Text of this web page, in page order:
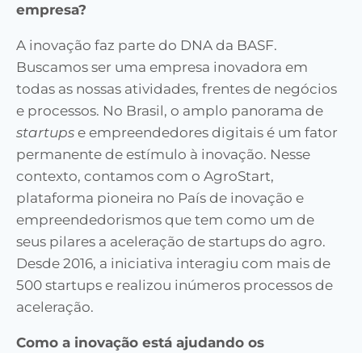
empresa?
A inovação faz parte do DNA da BASF.
Buscamos ser uma empresa inovadora em
todas as nossas atividades, frentes de negócios
e processos. No Brasil, o amplo panorama de
startups e empreendedores digitais é um fator
permanente de estímulo à inovação. Nesse
contexto, contamos com o AgroStart,
plataforma pioneira no País de inovação e
empreendedorismos que tem como um de
seus pilares a aceleração de startups do agro.
Desde 2016, a iniciativa interagiu com mais de
500 startups e realizou inúmeros processos de
aceleração.
Como a inovação está ajudando os